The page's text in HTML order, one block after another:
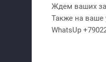
Ждем ваших
Также на ваше
WhatsUp